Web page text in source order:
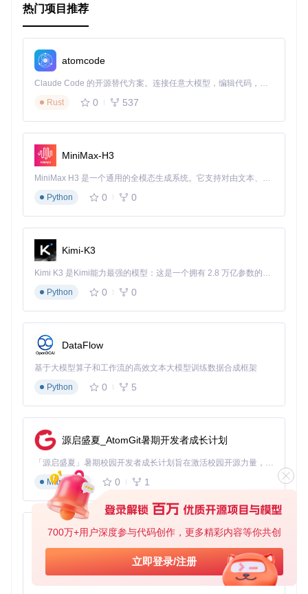
700万+用户深度参与代码创作，更多精彩内容等你共创
立即登录/注册
一天，用博客记录美好，传递知识与快乐！
热门项目推荐
atomcode
Claude Code 的开源替代方案。连接任意大模型，编辑代码，运行命令，自动验证 — 全自动执行。用 Rust 构建，极致性能。 ｜ An open-source alternative to Claude Code. Connect any LLM, edit code, run commands, and verify changes — autonomously. Built in Rust for speed. Get Started
Rust
0 537
MiniMax-H3
MiniMax H3 是一个通用的全模态生成系统。它支持对由文本、图像、视频和音频组成的多模态上下文进行统一理解，并能生成分辨率高达 2K、时长可达 15 秒的带原生立体声音频的视频。得益于面向任务泛化的系统设计，H3 在预训练阶段就已具备广泛的多模态上下文理解与生成能力，能够出色地执行复杂的多模态指令。
Python
0 0
Kimi-K3
Kimi K3 是Kimi能力最强的模型：这是一个拥有 2.8 万亿参数的混合专家（MoE）模型，具备原生视觉理解能力，并支持 100 万 token 的上下文窗口。
Python
0 0
DataFlow
基于大模型算子和工作流的高效文本大模型训练数据合成框架
Python
0 5
源启盛夏_AtomGit暑期开发者成长计划
「源启盛夏」暑期校园开发者成长计划旨在激活校园开源力量，通过积分激励、认证扶持、资源倾斜等形式，引导高校组织和开发者完成「入驻 — 建项目 — 做贡献 — 获认证 — 得资源」的完整闭环。无论你是想带领社团入驻平台的组织者，还是希望用代码贡献证明自己的开发者，都能在这里找到属于你的成长路径。
Markdown
0 1
py-xiaozhi
基于Python的Xiaozhi AI，适用于想要完整Xiaozhi体验而无需拥有专用硬件的用户。
Python
0 1